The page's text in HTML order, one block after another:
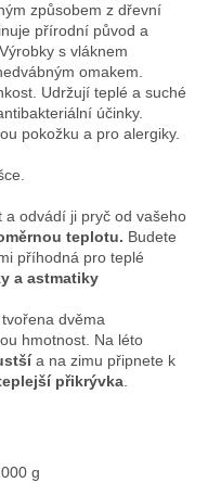
způsobem z dřevní
přírodní původ a
s vláknem
omakem.
Udržují teplé a suché
účinky.
pokožku a pro alergiky.
a odvádí ji pryč od vašeho
teplotu. Budete
příhodná pro teplé
a astmatiky
tvořena dvěma
hmotnost. Na léto
a na zimu připnete k
přikrývka.
g